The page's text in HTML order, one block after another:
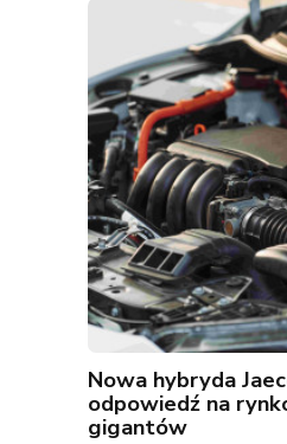
Nowa hybryda
odpowiedź na
gigantów